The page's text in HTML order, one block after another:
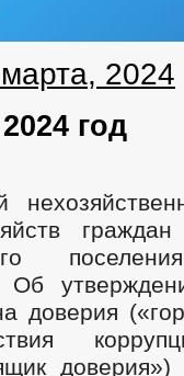
2024
год
Об
доверия